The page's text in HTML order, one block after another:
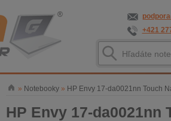
+421
» Notebooky» HP Envy 17-da0021nn Touch
HP Envy 17-da0021nn